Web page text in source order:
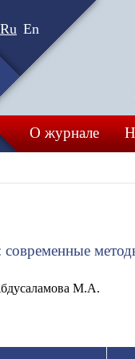
Ru En
О журнале
М.А.